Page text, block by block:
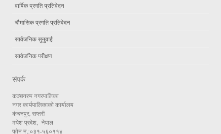
वार्षिक प्रगति प्रतिवेदन
चौमासिक प्रगति प्रतिवेदन
सार्वजनिक सुनुवाई
सार्वजनिक परीक्षण
संपर्क
कञ्चनरुप नगरपालिका
नगर कार्यपालिकाको कार्यालय
कंचनपुर, सप्तरी
मधेश प्रदेश, नेपाल
फोन न.:०३१-५६०११४